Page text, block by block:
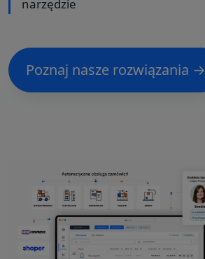
narzędzie
Poznaj nasze rozwiązania →